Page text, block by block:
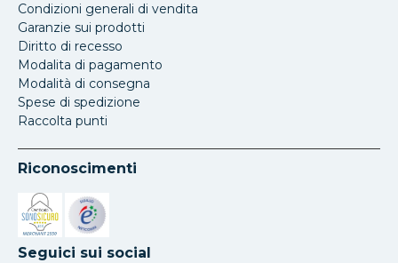
Condizioni generali di vendita
Garanzie sui prodotti
Diritto di recesso
Modalita di pagamento
Modalità di consegna
Spese di spedizione
Raccolta punti
Riconoscimenti
Si apre in una nuova scheda
Si apre in una nuova scheda
Seguici sui social